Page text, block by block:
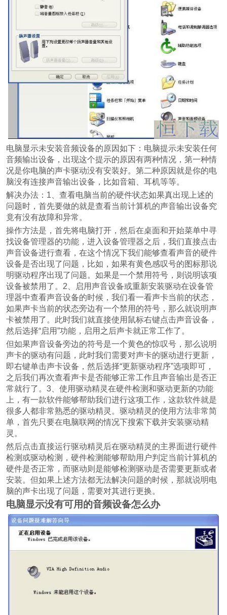
电脑显示未安装音频设备的原因如下：电脑提示未安装任何
音频输出设备，出现这个提示的原因有两种情况，第一种情
况是你电脑的声卡驱动没有安装好。第二种原因就是你的电
脑没有连接声音输出设备，比如音箱、耳机等等。
解决办法：1、查看电脑当前的硬件状态如果真出现上述的
问题时，首先要做的就是查看当前计算机的声音输出设备究
竟有没有故障和异常。
操作方法是，首先将电脑打开，然后在桌面和开始菜单中寻
找设备管理器的功能，进入设备管理器之后，我们直接点击
声音设备进行查看，在这个情况下我们能够查看声音的硬件
设备是否出现了问题，比如，如果有黄色感叹号的图标那说
明驱动程序出现了问题。如果是一个禁用符号，则说明该项
设备被禁用了。2、启用声音设备或重新安装驱动在设备管
理器中查看声音设备的时候，我们看一看声卡当前的状态，
如果声卡当前的状态旁边有一个禁用的符号，那么就说明声
卡被禁用了。此时我们就直接使用鼠标右键点击声音设备，
然后选择“启用”功能，启用之后声卡就正常工作了。
但如果声音设备旁边的符号是一个黄色的惊叹号，那么说明
声卡的驱动有问题，此时我们需要对声卡的驱动进行更新，
即右键单击声卡设备，然后选择“更新驱动程序”选项即可，
之后我们再次查看声卡是否能够正常工作且声音输出是否正
常就行了。3、使用驱动精灵在硬件检测和驱动更新的功能
上，有一款软件能够帮助我们进行这项工作，这款软件就是
很多人都非常熟悉的驱动精灵。驱动精灵的使用方法非常简
单，首先只要在电脑联网的情况下搜索下载并安装驱动精
灵。
然后点击直接运行驱动精灵后在驱动精灵的主界面进行硬件
检测或驱动检测，硬件检测能够帮助用户判定当前计算机的
硬件是否正常，而驱动则是能够检测驱动是否需要更新或者
安装。但如果上述方法都无法解决问题的时候，那就说明电
脑的声卡出现了问题，需要对其进行更换。
电脑显示没有可用的音频设备怎么办